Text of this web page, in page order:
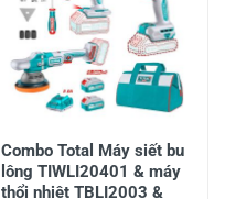
Combo Total Máy siết bu
lông TIWLI20401 & máy
thổi nhiệt TBLI2003 &